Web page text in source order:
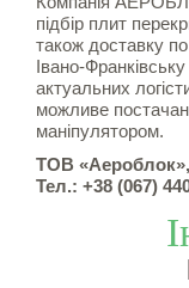
підбір плит
також доставку
Івано-
актуальних
можливе
маніпулятором.
ТОВ
Тел.: +38 (067)